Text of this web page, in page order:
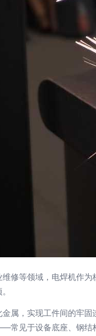
修等领域，电焊机作
属，实现工件间的牢
常见于设备底座、钢结